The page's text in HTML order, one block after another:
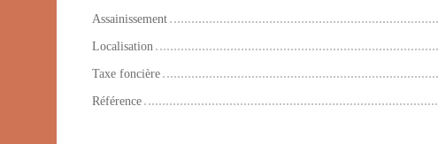
Assainissement
Localisation
Taxe foncière
Référence